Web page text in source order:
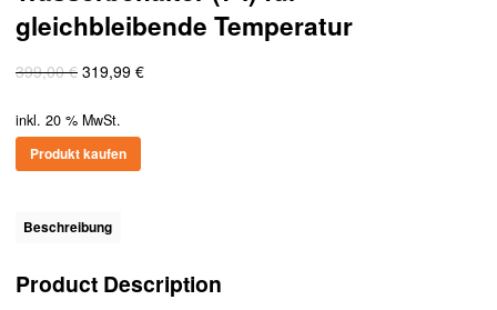
gleichbleibende Temperatur
399,00€ Ursprünglicher
war:
399,00 €
319,99 €Aktueller
inkl. 20 % MwSt.
Produkt kaufen
Beschreibung
Product Description